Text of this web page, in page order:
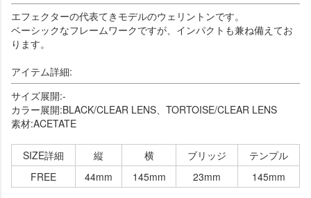
エフェクターの代表てきモデルのウェリントンです。
ベーシックなフレームワークですが、インパクトも兼ね備えてお
ります。
アイテム詳細:
サイズ展開:-
カラー展開:BLACK/CLEAR LENS、TORTOISE/CLEAR LENS
素材:ACETATE
SIZE詳細 縦 横 ブリッジ
テンプル
FREE
44mm 145mm 23mm 145mm